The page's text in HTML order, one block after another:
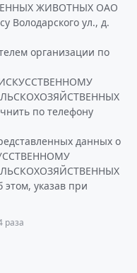
ЖИВОТНЫХ ОАО
Володарского ул., д.
организации по
по телефону
данных о
указав при
раза